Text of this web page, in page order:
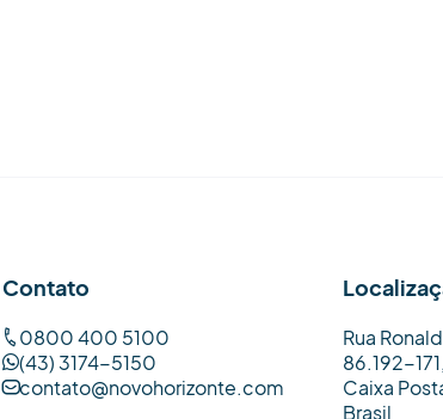
Contato
0800 400 5100
(43) 3174-5150
contato@novohorizonte.com
Rua
86.192-171,
Caixa
Brasil